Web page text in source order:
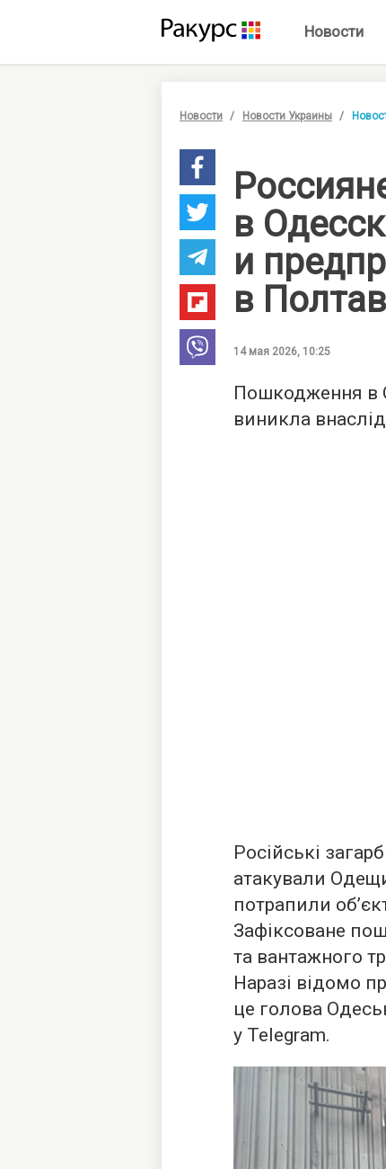
Новости
Новости Новости Украины
в
и
в
14 мая 2026, 10:25
Пошкодження в
виникла
Російські
атакували
потрапили
Зафіксоване
та вантажного
Наразі відомо
це голова
у Telegram.